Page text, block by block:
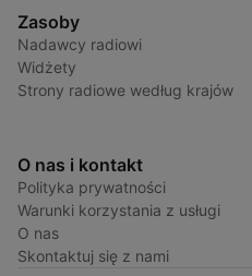
Zasoby
Nadawcy radiowi
Widżety
Strony radiowe według krajów
O nas i kontakt
Polityka prywatności
Warunki korzystania z usługi
O nas
Skontaktuj się z nami